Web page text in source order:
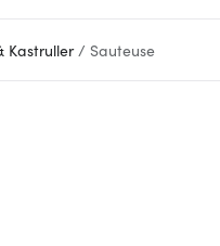
Kastruller / Sauteuse